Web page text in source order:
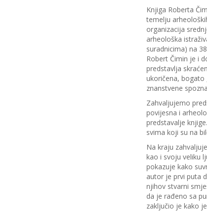
Knjiga Roberta
temelju
organizacija
arheološka
suradnicima) na
Robert Čimin je i
predstavlja
ukoričena,
znanstvene
Zahvaljujemo
povijesna i
predstavalje
svima koji su na
Na kraju
kao i svoju veliku
pokazuje kako
autor je prvi puta
njihov stvarni
da je rađeno sa
zaključio je kako